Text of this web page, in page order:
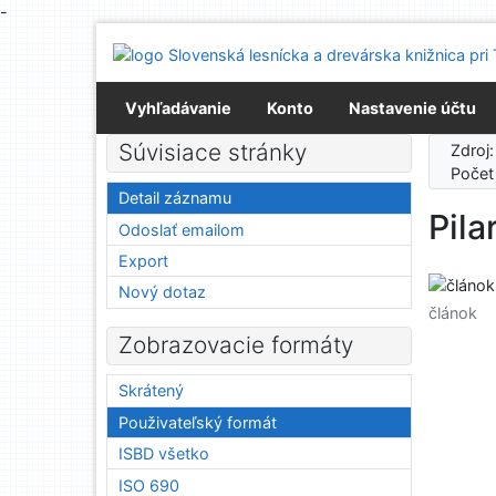
-
Prejsť na menu
Prehlásenie o webovej prístupnosti
Vyhľadávanie
Konto Nastavenie účtu
článok
Súvisiace stránky
Detail záznamu
Odoslať emailom
Export
Nový dotaz
Zobrazovacie formáty
Skrátený
Použivateľský formát
ISBD všetko
ISO 690